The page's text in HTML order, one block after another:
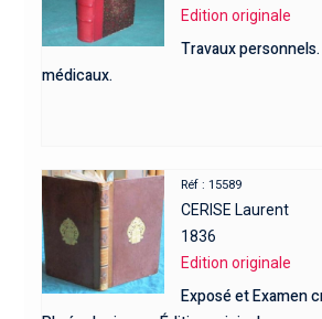
Edition originale
Travaux
médicaux.
Réf : 15589
CERISE Laurent
1836
Edition originale
Exposé et Examen